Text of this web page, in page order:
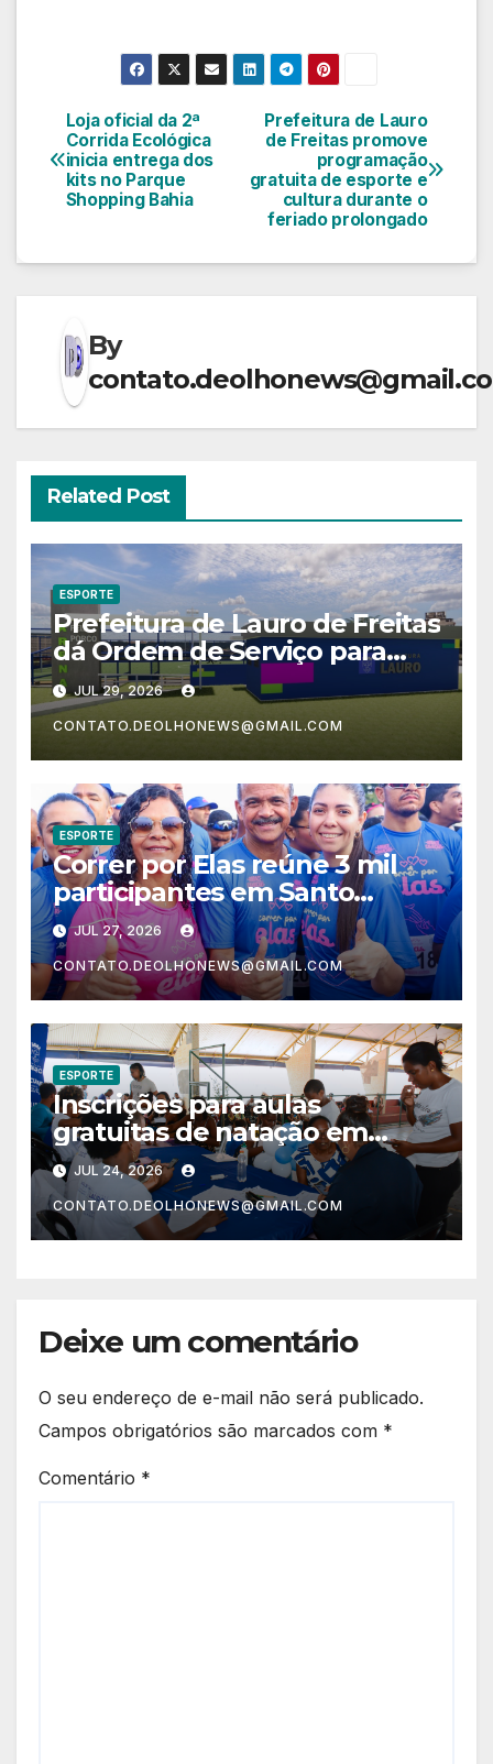
Navegação
de
Post
Prefeitura de Lauro
de Freitas promove
programação
gratuita de esporte e
cultura durante o
feriado prolongado
Loja oficial da 2ª
Corrida Ecológica
inicia entrega dos
kits no Parque
Shopping Bahia
By
Related Post
ESPORTE
Prefeitura de Lauro de Freitas
dá Ordem de Serviço para
transformar Arena Pela
Porco, em Vida Nova
JUL 29, 2026
CONTATO.DEOLHONEWS@GMAIL.COM
ESPORTE
Correr por Elas reúne 3 mil
participantes em Santo
Estêvão e arrecada 10
toneladas de alimentos
JUL 27, 2026
CONTATO.DEOLHONEWS@GMAIL.COM
ESPORTE
Inscrições para aulas
gratuitas de natação em
Lauro de Freitas atraem
grande público
JUL 24, 2026
CONTATO.DEOLHONEWS@GMAIL.COM
Deixe um comentário
O seu endereço de e-mail não será publicado.
Campos obrigatórios são marcados com *
Comentário *